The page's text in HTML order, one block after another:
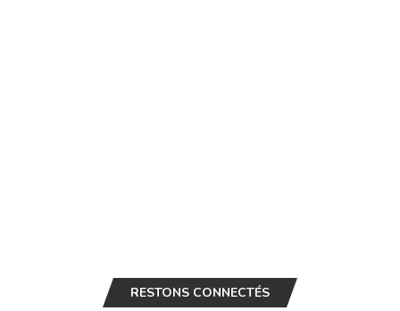
RESTONS CONNECTÉS